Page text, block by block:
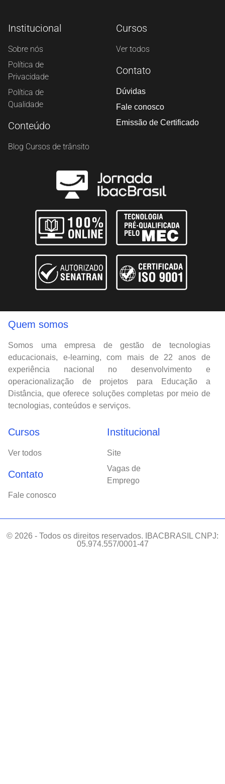
Institucional
Sobre nós
Política de
Privacidade
Política de
Qualidade
Conteúdo
Blog Cursos de trânsito
Cursos
Ver todos
Contato
Dúvidas
Fale conosco
Emissão de Certificado
Quem somos
Somos uma empresa de gestão de tecnologias
educacionais, e-learning, com mais de 22 anos de
experiência nacional no desenvolvimento e
operacionalização de projetos para Educação a
Distância, que oferece soluções completas por meio de
tecnologias, conteúdos e serviços.
Cursos
Ver todos
Contato
Fale conosco
Institucional
Site
Vagas de
Emprego
© 2026 - Todos os direitos reservados. IBACBRASIL CNPJ:
05.974.557/0001-47